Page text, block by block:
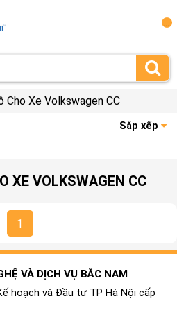
Cho Xe Volkswagen CC
Sắp xếp
XE VOLKSWAGEN CC
1
VÀ DỊCH VỤ BẮC NAM
hoạch và Đầu tư TP Hà Nội cấp